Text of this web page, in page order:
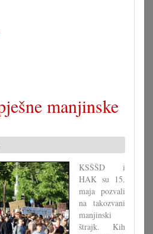
manjinske
KSŠŠD i
HAK su 15.
maja pozvali
na takozvani
manjinski
štrajk. Kih